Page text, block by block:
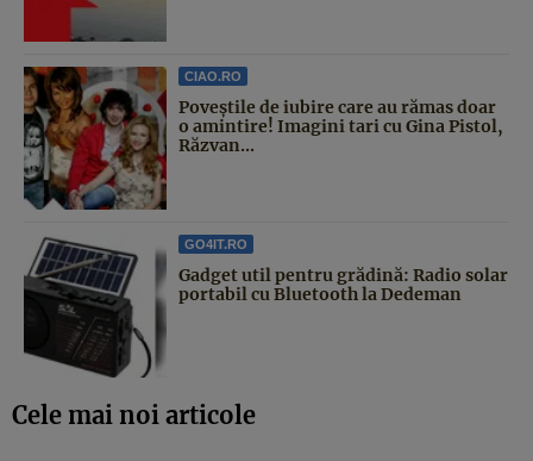
CIAO.RO
Poveştile de iubire care au rămas doar
o amintire! Imagini tari cu Gina Pistol,
Răzvan...
GO4IT.RO
Gadget util pentru grădină: Radio solar
portabil cu Bluetooth la Dedeman
Cele mai noi articole